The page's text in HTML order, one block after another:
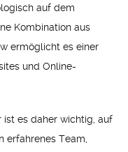
auf dem
Kombination aus
ermöglicht es einer
und Online-
ist es daher wichtig, auf
erfahrenes Team,